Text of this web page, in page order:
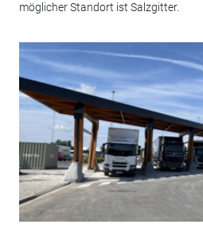
möglicher Standort ist Salzgitter.